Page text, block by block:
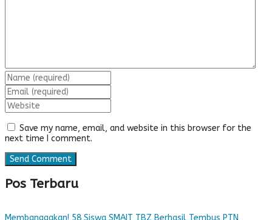
Save my name, email, and website in this browser for the
next time I comment.
Pos Terbaru
Membanggakan! 58 Siswa SMAIT TBZ Berhasil Tembus PTN